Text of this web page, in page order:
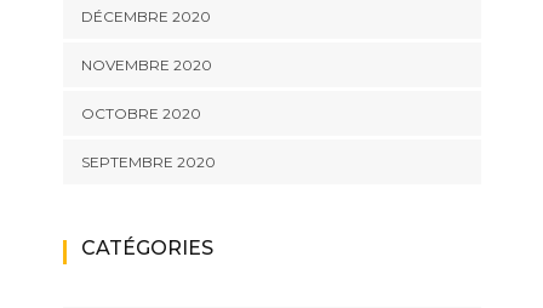
DÉCEMBRE 2020
NOVEMBRE 2020
OCTOBRE 2020
SEPTEMBRE 2020
CATÉGORIES